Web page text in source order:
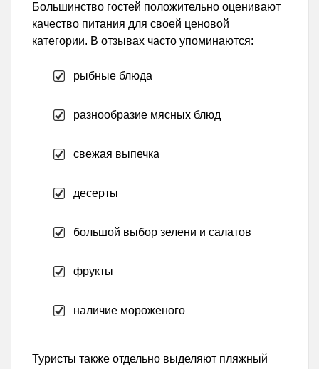
Большинство гостей положительно оценивают
качество питания для своей ценовой
категории. В отзывах часто упоминаются:
рыбные блюда
разнообразие мясных блюд
свежая выпечка
десерты
большой выбор зелени и салатов
фрукты
наличие мороженого
Туристы также отдельно выделяют пляжный